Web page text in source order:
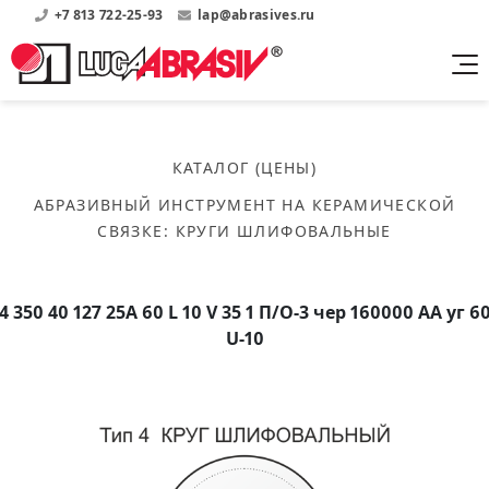
+7 813 722-25-93 lap@abrasives.ru
бакелитовой связке
Скачать каталог
Круги шлифовальные
Сегменты шлифовальные
Бруски шлифовальные
Скачать каталог
Круги шлифовальные
Скачать прайсы на нашу продукцию
О нас
Информация о заводе
История завода
Мероприятия
Контакты
КАТАЛОГ (ЦЕНЫ)
АБРАЗИВНЫЙ ИНСТРУМЕНТ НА КЕРАМИЧЕСКОЙ
СВЯЗКЕ : КРУГИ ШЛИФОВАЛЬНЫЕ
350 40 127 25А 60 L 10 V 35 1 П/О-3 чер 160000 АА уг
U-10